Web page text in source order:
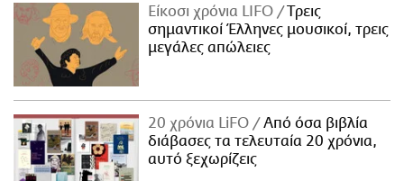
Είκοσι χρόνια LIFO
Tρεις
σημαντικοί Έλληνες μουσικοί, τρεις
μεγάλες απώλειες
20 χρόνια LiFO
Από όσα βιβλία
διάβασες τα τελευταία 20 χρόνια,
αυτό ξεχωρίζεις